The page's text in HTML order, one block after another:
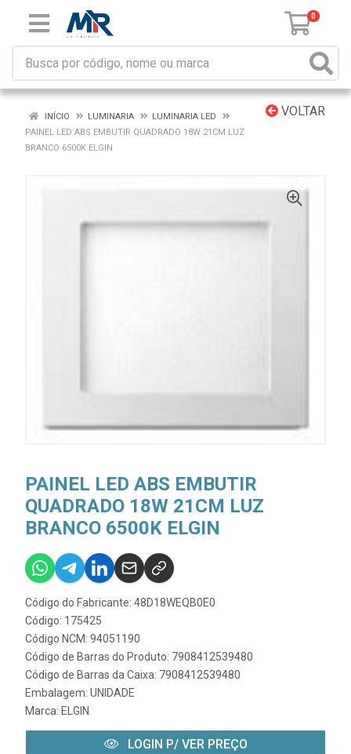
0
VOLTAR
INÍCIO LUMINARIA
LUMINARIA LED
PAINEL LED ABS EMBUTIR QUADRADO 18W 21CM LUZ
BRANCO 6500K ELGIN
PAINEL LED ABS EMBUTIR
QUADRADO 18W 21CM LUZ
BRANCO 6500K ELGIN
Código do Fabricante: 48D18WEQB0E0
Código: 175425
Código NCM: 94051190
Código de Barras do Produto: 7908412539480
Código de Barras da Caixa: 7908412539480
Embalagem: UNIDADE
Marca: ELGIN
LOGIN P/ VER PREÇO